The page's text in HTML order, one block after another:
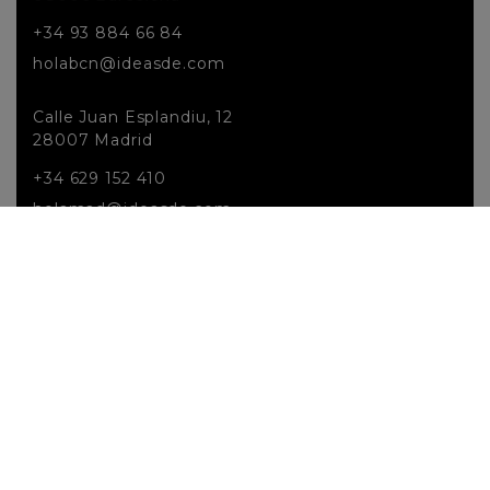
+34 93 884 66 84
holabcn@ideasde.com
Calle Juan Esplandiu, 12
28007 Madrid
+34 629 152 410
holamad@ideasde.com